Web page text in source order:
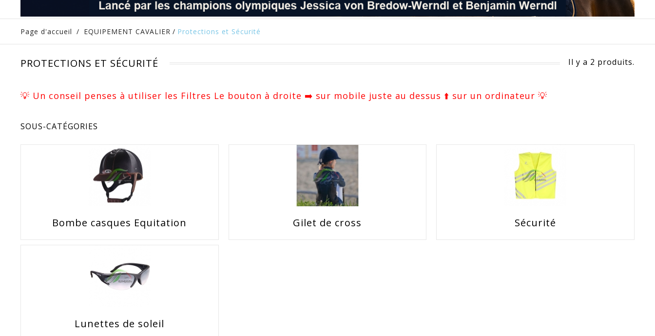
Page d'accueil / EQUIPEMENT CAVALIER / Protections et Sécurité
PROTECTIONS ET SÉCURITÉ Il y a 2 produits.
💡 Un conseil penses à utiliser les Filtres Le bouton à droite ➡️ sur mobile juste au dessus ⬆️ sur un ordinateur 💡
SOUS-CATÉGORIES
Bombe casques Equitation Gilet de cross Sécurité
Lunettes de soleil